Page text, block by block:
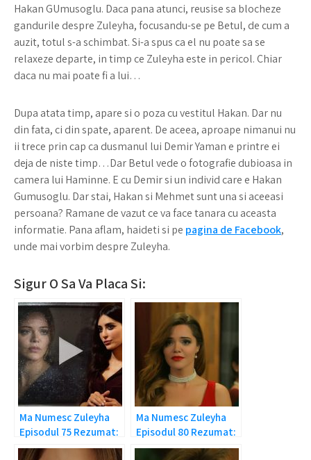
Hakan GUmusoglu. Daca pana atunci, reusise sa blocheze
gandurile despre Zuleyha, focusandu-se pe Betul, de cum a
auzit, totul s-a schimbat. Si-a spus ca el nu poate sa se
relaxeze departe, in timp ce Zuleyha este in pericol. Chiar
daca nu mai poate fi a lui…
Dupa atata timp, apare si o poza cu vestitul Hakan. Dar nu
din fata, ci din spate, aparent. De aceea, aproape nimanui nu
ii trece prin cap ca dusmanul lui Demir Yaman e printre ei
deja de niste timp…Dar Betul vede o fotografie dubioasa in
camera lui Haminne. E cu Demir si un individ care e Hakan
Gumusoglu. Dar stai, Hakan si Mehmet sunt una si aceeasi
persoana? Ramane de vazut ce va face tanara cu aceasta
informatie. Pana aflam, haideti si pe pagina de Facebook,
unde mai vorbim despre Zuleyha.
Sigur O Sa Va Placa Si:
Ma Numesc Zuleyha
Episodul 75 Rezumat:
Ghinionul
Ma Numesc Zuleyha
Episodul 80 Rezumat:
Sa vezi si sa nu crezi!